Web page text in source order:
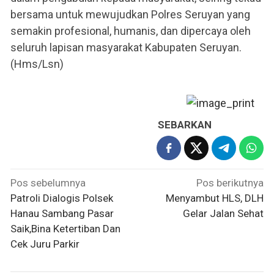
bersama untuk mewujudkan Polres Seruyan yang
semakin profesional, humanis, dan dipercaya oleh
seluruh lapisan masyarakat Kabupaten Seruyan.
(Hms/Lsn)
SEBARKAN
Navigasi
pos
Pos sebelumnya
Patroli Dialogis Polsek
Hanau Sambang Pasar
Saik,Bina Ketertiban Dan
Cek Juru Parkir
Pos berikutnya
Menyambut HLS, DLH
Gelar Jalan Sehat